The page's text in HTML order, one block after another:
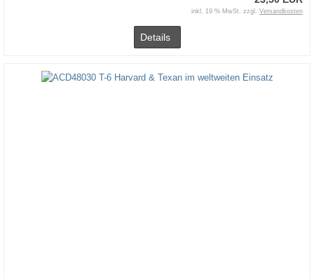
inkl. 19 % MwSt. zzgl. Versandkosten
Details